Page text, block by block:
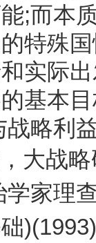
;而本
特殊
实际
基本
战略利
大战
家理
)(1993)